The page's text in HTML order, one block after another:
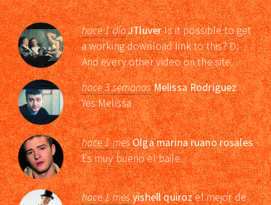
hace 1 díaJTluverIs it possible to get
a working download link to this? D:
And every other video on the site
hace 3 semanasMelissa Rodriguez
Yes Melissa
hace 1 mesOlga marina ruano rosales
Es muy bueno el baile
hace 1 mesyishell quirozel mejor de